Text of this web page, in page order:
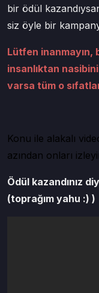
bir ödül
siz öyle bir
Lütfen inanmayın,
insanlıktan
varsa tüm o
Konu ile alakalı
azından onları
Ödül kazandınız
(toprağım yahu :) )